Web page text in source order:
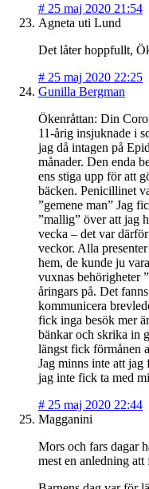
# 25 maj 2020 21:54
Agneta uti Lund
Det låter hoppfullt,
# 25 maj 2020 22:25
Gunilla Bergman
Ökenråttan: Din
11-årig insjuknade i
jag då intagen på
månader. Den enda
ens stiga upp för att
bäcken. Penicillinet
”gemene man” Jag
”mallig” över att jag
vecka – det var
veckor. Alla
hem, de kunde ju
vuxnas behörigheter
åringars på. Det
kommunicera
fick inga besök mer
bänkar och skrika in
längst fick förmånen
Jag minns inte att jag
jag inte fick ta med
# 25 maj 2020 22:44
Magganini
Mors och fars dagar
mest en anledning